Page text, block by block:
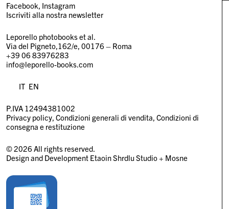
Facebook Instagram
Iscriviti alla nostra newsletter
Leporello photobooks et al.
Via del Pigneto,162/e, 00176 – Roma
+39 06 83976283
info@leporello-books.com
IT EN
P.IVA 12494381002
Privacy policy Condizioni generali di vendita Condizioni di
consegna e restituzione
© 2026 All rights reserved.
Design and Development Etaoin Shrdlu Studio+ Mosne